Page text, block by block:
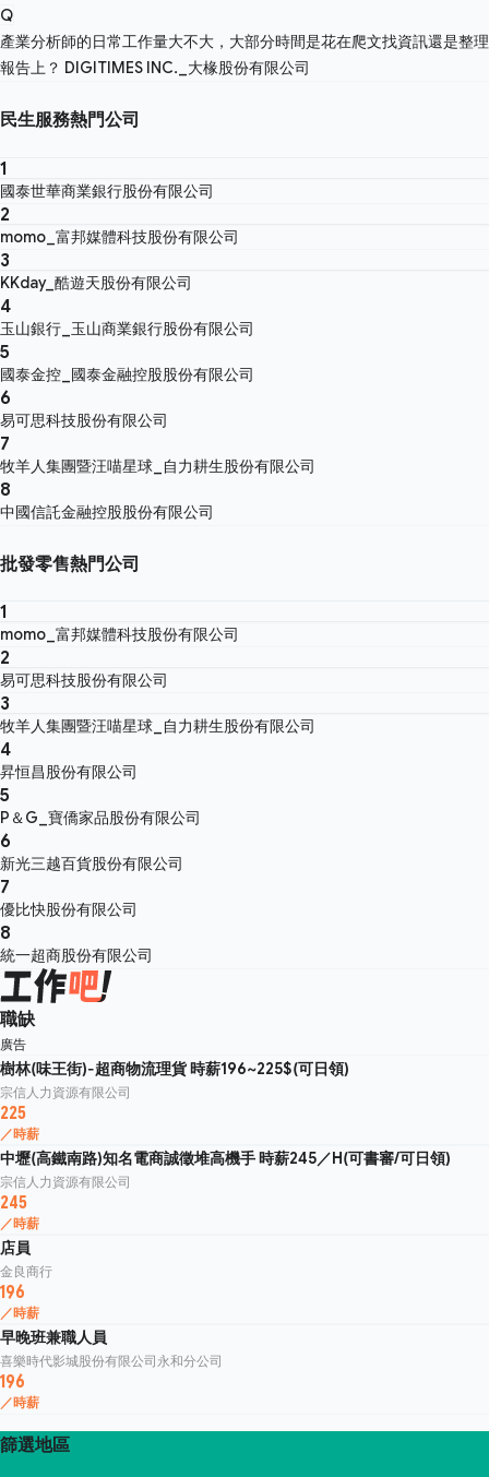
Q
產業分析師的日常工作量大不大，大部分時間是花在爬文找資訊還是整理
報告上？ DIGITIMES INC._大椽股份有限公司
民生服務熱門公司
1
國泰世華商業銀行股份有限公司
2
momo_富邦媒體科技股份有限公司
3
KKday_酷遊天股份有限公司
4
玉山銀行_玉山商業銀行股份有限公司
5
國泰金控_國泰金融控股股份有限公司
6
易可思科技股份有限公司
7
牧羊人集團暨汪喵星球_自力耕生股份有限公司
8
中國信託金融控股股份有限公司
批發零售熱門公司
1
momo_富邦媒體科技股份有限公司
2
易可思科技股份有限公司
3
牧羊人集團暨汪喵星球_自力耕生股份有限公司
4
昇恒昌股份有限公司
5
P＆G_寶僑家品股份有限公司
6
新光三越百貨股份有限公司
7
優比快股份有限公司
8
統一超商股份有限公司
職缺
廣告
樹林(味王街)-超商物流理貨 時薪196~225$(可日領)
宗信人力資源有限公司
225
／時薪
中壢(高鐵南路)知名電商誠徵堆高機手 時薪245／H(可書審/可日領)
宗信人力資源有限公司
245
／時薪
店員
金良商行
196
／時薪
早晚班兼職人員
喜樂時代影城股份有限公司永和分公司
196
／時薪
篩選地區